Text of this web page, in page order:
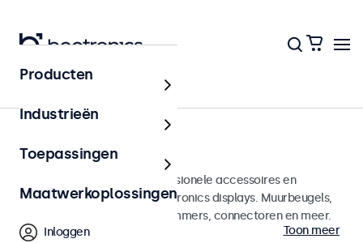
Home
Accessoires
Een groot assortiment professionele accessoires en
benodigdheden voor uw Beetronics displays. Muurbeugels,
voetsteunen, videokabels, dimmers, connectoren en meer.
Toon meer
Producten
Industrieën
Toepassingen
Maatwerkoplossingen
Inloggen